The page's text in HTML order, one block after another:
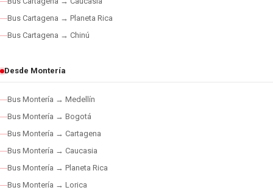
Bus Cartagena → Planeta Rica
Bus Cartagena → Chinú
Desde Montería
Bus Montería → Medellín
Bus Montería → Bogotá
Bus Montería → Cartagena
Bus Montería → Caucasia
Bus Montería → Planeta Rica
Bus Montería → Lorica